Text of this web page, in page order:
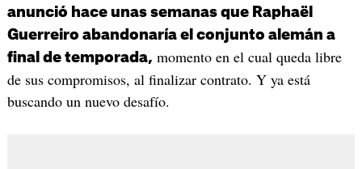
anunció hace unas semanas que Raphaël
Guerreiro abandonaría el conjunto alemán a
final de temporada, momento en el cual queda libre
de sus compromisos, al finalizar contrato. Y ya está
buscando un nuevo desafío.